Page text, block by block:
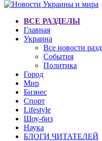
ВСЕ РАЗДЕЛЫ
Главная
Украина
Все новости
События
Политика
Город
Мир
Бизнес
Спорт
Lifestyle
Шоу-биз
Наука
БЛОГИ ЧИТАТЕЛЕЙ